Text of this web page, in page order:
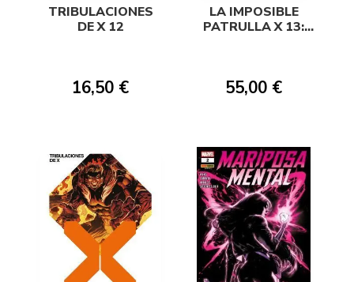
TRIBULACIONES
DE X 12
16,50 €
LA IMPOSIBLE
PATRULLA X 13:
55,00 €